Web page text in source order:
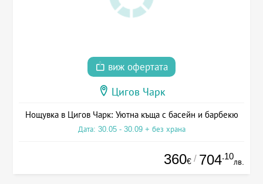
виж офертата
Цигов Чарк
Нощувка в Цигов Чарк: Уютна къща с басейн и барбекю
Дата: 30.05 - 30.09 + без храна
360€ / 704.10
лв.